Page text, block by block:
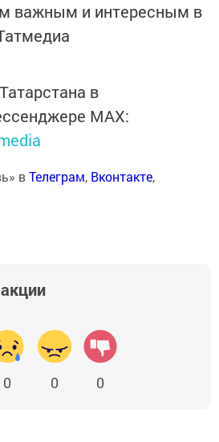
важным и интересным в
в
MАХ:
вТелеграм, Вконтакте,
0 0 0